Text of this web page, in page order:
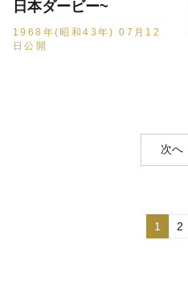
日本ダービー~
1968年(昭和43年) 07月12
日公開
次へ
1 2